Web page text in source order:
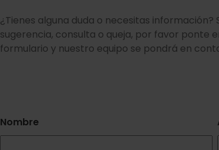
¿Tienes alguna duda o necesitas
sugerencia, consulta o queja, por favor ponte
formulario y nuestro equipo se pondrá en
Nombre